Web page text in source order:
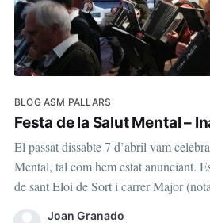
BLOG ASM PALLARS
Festa de la Salut Mental –
El passat dissabte 7 d’abril vam
Mental, tal com hem estat anunciant.
de sant Eloi de Sort i carrer Major
Generalitat). Malgrat la pluja, encara
Joan Granado